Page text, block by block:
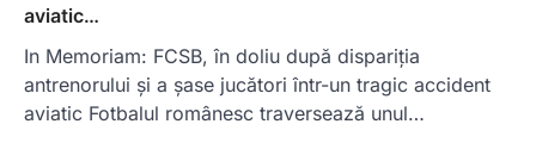
aviatic…
In Memoriam: FCSB, în doliu după dispariția
antrenorului și a șase jucători într-un tragic accident
aviatic Fotbalul românesc traversează unul…